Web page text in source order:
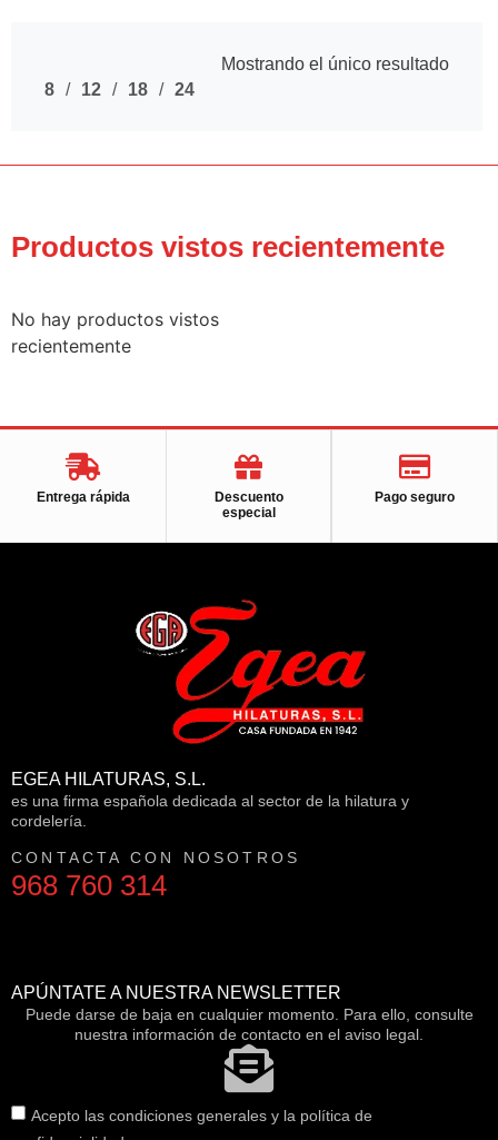
Mostrando el único resultado
8
12 18 24
Productos vistos recientemente
No hay productos vistos
recientemente
Entrega rápida
Descuento
especial
Pago seguro
EGEA HILATURAS, S.L.
es una firma española dedicada al sector de la hilatura y
cordelería.
CONTACTA CON NOSOTROS
968 760 314
APÚNTATE A NUESTRA NEWSLETTER
Puede darse de baja en cualquier momento. Para ello, consulte
nuestra información de contacto en el aviso legal.
Acepto las condiciones generales y la política de